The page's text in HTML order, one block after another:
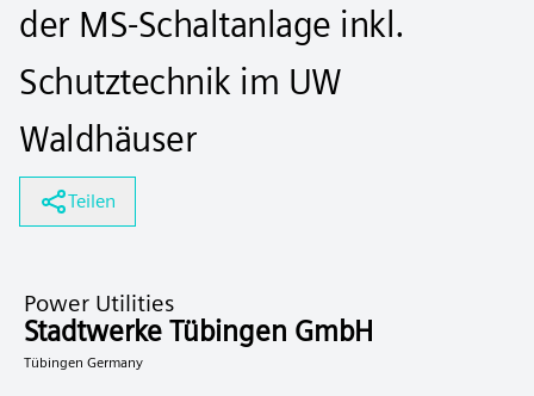
der MS-Schaltanlage inkl.
Schutztechnik im UW
Waldhäuser
Teilen
Power Utilities
Stadtwerke Tübingen GmbH
Tübingen Germany